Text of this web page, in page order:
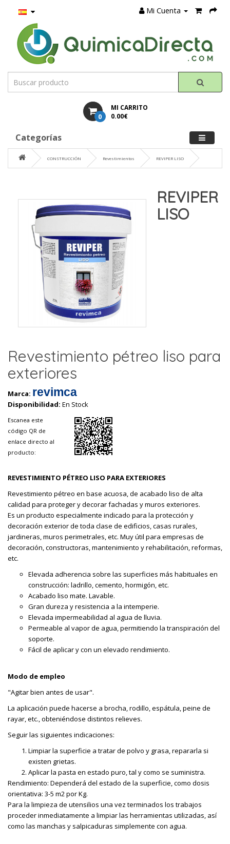
Mi Cuenta
MI CARRITO
0 0.00€
Categorías
CONSTRUCCIÓN Revestimientos REVIPER LISO
REVIPER
LISO
Revestimiento pétreo liso para
exteriores
Marca: revimca
Disponibilidad: En Stock
Escanea este
código QR de
enlace directo al
producto:
REVESTIMIENTO PÉTREO LISO PARA EXTERIORES
Revestimiento pétreo en base acuosa, de acabado liso de alta
calidad para proteger y decorar fachadas y muros exteriores.
Es un producto especialmente indicado para la protección y
decoración exterior de toda clase de edificios, casas rurales,
jardineras, muros perimetrales, etc. Muy útil para empresas de
decoración, constructoras, mantenimiento y rehabilitación, reformas,
etc.
Elevada adherencia sobre las superficies más habituales en
construcción: ladrillo, cemento, hormigón, etc.
Acabado liso mate. Lavable.
Gran dureza y resistencia a la intemperie.
Elevada impermeabilidad al agua de lluvia.
Permeable al vapor de agua, permitiendo la transpiración del
soporte.
Fácil de aplicar y con un elevado rendimiento.
Modo de empleo
"Agitar bien antes de usar".
La aplicación puede hacerse a brocha, rodillo, espátula, peine de
rayar, etc., obteniéndose distintos relieves.
Seguir las siguientes indicaciones:
Limpiar la superficie a tratar de polvo y grasa, repararla si
existen grietas.
Aplicar la pasta en estado puro, tal y como se suministra.
Rendimiento: Dependerá del estado de la superficie, como dosis
orientativa: 3-5 m2 por Kg.
Para la limpieza de utensilios una vez terminados los trabajos
proceder inmediatamente a limpiar las herramientas utilizadas, así
como las manchas y salpicaduras simplemente con agua.